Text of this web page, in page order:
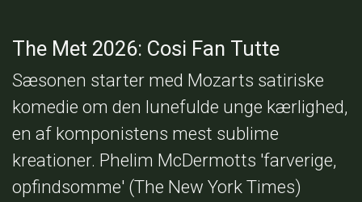
The Met 2026: Cosi Fan Tutte
Sæsonen starter med Mozarts satiriske
komedie om den lunefulde unge kærlighed,
en af komponistens mest sublime
kreationer. Phelim McDermotts 'farverige,
opfindsomme' (The New York Times)